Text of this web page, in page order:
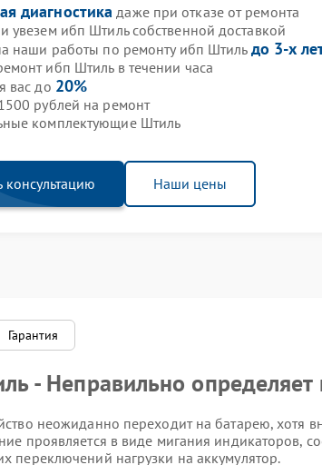
диагностика даже при отказе от ремонта
увезем ибп Штиль собственной доставкой
наши работы по ремонту ибп Штиль до 3-х
ибп Штиль в течении часа
вас до 20%
рублей на ремонт
комплектующие Штиль
консультацию Наши цены
Гарантия
- Неправильно определяет
неожиданно переходит на батарею, хотя
проявляется в виде мигания индикаторов,
переключений нагрузки на аккумулятор.